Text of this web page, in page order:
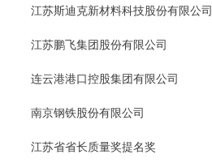
江苏斯迪克新材料科技股份有限公司
江苏鹏飞集团股份有限公司
连云港港口控股集团有限公司
南京钢铁股份有限公司
江苏省省长质量奖提名奖